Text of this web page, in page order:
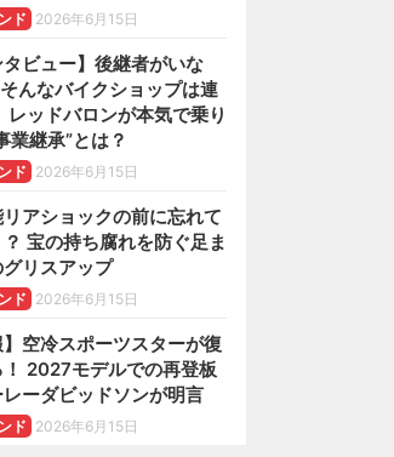
ド 2026年6月15日
タビュー】後継者がいな
んなバイクショップは連
レッドバロンが本気で乗り
業継承”とは？
ド 2026年6月15日
アショックの前に忘れて
宝の持ち腐れを防ぐ足ま
リスアップ
ド 2026年6月15日
】空冷スポーツスターが復
2027モデルでの再登板
ーダビッドソンが明言
ド 2026年6月15日